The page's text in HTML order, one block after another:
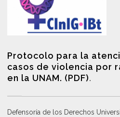
Protocolo para la
casos de violencia por
en la UNAM. (PDF).
Defensoría de los Derechos